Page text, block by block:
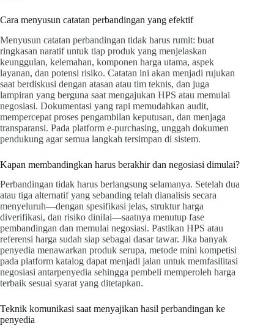
Cara menyusun catatan perbandingan yang efektif
Menyusun catatan perbandingan tidak harus rumit: buat
ringkasan naratif untuk tiap produk yang menjelaskan
keunggulan, kelemahan, komponen harga utama, aspek
layanan, dan potensi risiko. Catatan ini akan menjadi rujukan
saat berdiskusi dengan atasan atau tim teknis, dan juga
lampiran yang berguna saat mengajukan HPS atau memulai
negosiasi. Dokumentasi yang rapi memudahkan audit,
mempercepat proses pengambilan keputusan, dan menjaga
transparansi. Pada platform e-purchasing, unggah dokumen
pendukung agar semua langkah tersimpan di sistem.
Kapan membandingkan harus berakhir dan negosiasi dimulai?
Perbandingan tidak harus berlangsung selamanya. Setelah dua
atau tiga alternatif yang sebanding telah dianalisis secara
menyeluruh—dengan spesifikasi jelas, struktur harga
diverifikasi, dan risiko dinilai—saatnya menutup fase
pembandingan dan memulai negosiasi. Pastikan HPS atau
referensi harga sudah siap sebagai dasar tawar. Jika banyak
penyedia menawarkan produk serupa, metode mini kompetisi
pada platform katalog dapat menjadi jalan untuk memfasilitasi
negosiasi antarpenyedia sehingga pembeli memperoleh harga
terbaik sesuai syarat yang ditetapkan.
Teknik komunikasi saat menyajikan hasil perbandingan ke
penyedia